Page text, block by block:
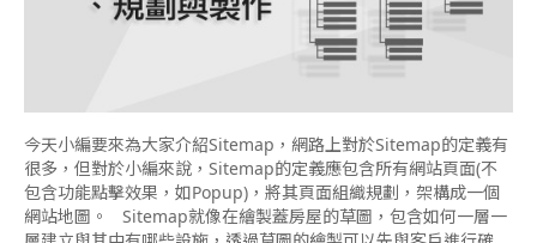
今天小編要來為大家介紹Sitemap，網路上對於Sitemap的定義有
很多，但對於小編來說，Sitemap的定義應包含所有網站頁面(不
包含功能點擊效果，如Popup)，將其頁面組織規劃，架構成一個
網站地圖。 Sitemap就像在繪製蓋房屋的草圖，包含如何一層一